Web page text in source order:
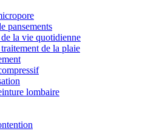
pansements
de la vie quotidienne
de la plaie
lombaire